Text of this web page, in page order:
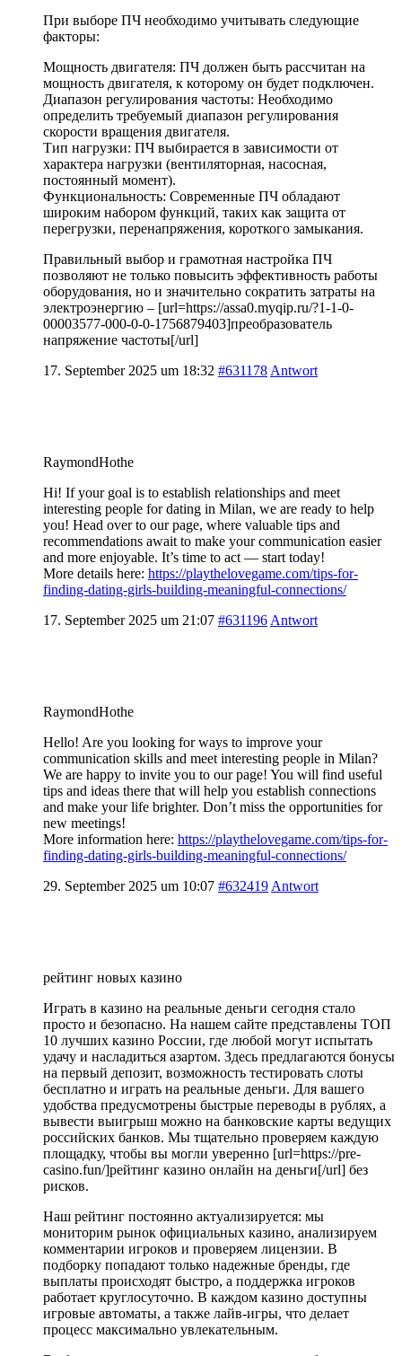
При выборе ПЧ необходимо учитывать следующие
факторы:
Мощность двигателя: ПЧ должен быть рассчитан на
мощность двигателя, к которому он будет подключен.
Диапазон регулирования частоты: Необходимо
определить требуемый диапазон регулирования
скорости вращения двигателя.
Тип нагрузки: ПЧ выбирается в зависимости от
характера нагрузки (вентиляторная, насосная,
постоянный момент).
Функциональность: Современные ПЧ обладают
широким набором функций, таких как защита от
перегрузки, перенапряжения, короткого замыкания.
Правильный выбор и грамотная настройка ПЧ
позволяют не только повысить эффективность работы
оборудования, но и значительно сократить затраты на
электроэнергию – [url=https://assa0.myqip.ru/?1-1-0-
00003577-000-0-0-1756879403]преобразователь
напряжение частоты[/url]
17. September 2025 um 18:32 #631178 Antwort
RaymondHothe
Hi! If your goal is to establish relationships and meet
interesting people for dating in Milan, we are ready to help
you! Head over to our page, where valuable tips and
recommendations await to make your communication easier
and more enjoyable. It’s time to act — start today!
More details here: https://playthelovegame.com/tips-for-
finding-dating-girls-building-meaningful-connections/
17. September 2025 um 21:07 #631196 Antwort
RaymondHothe
Hello! Are you looking for ways to improve your
communication skills and meet interesting people in Milan?
We are happy to invite you to our page! You will find useful
tips and ideas there that will help you establish connections
and make your life brighter. Don’t miss the opportunities for
new meetings!
More information here: https://playthelovegame.com/tips-for-
finding-dating-girls-building-meaningful-connections/
29. September 2025 um 10:07 #632419 Antwort
рейтинг новых казино
Играть в казино на реальные деньги сегодня стало
просто и безопасно. На нашем сайте представлены ТОП
10 лучших казино России, где любой могут испытать
удачу и насладиться азартом. Здесь предлагаются бонусы
на первый депозит, возможность тестировать слоты
бесплатно и играть на реальные деньги. Для вашего
удобства предусмотрены быстрые переводы в рублях, а
вывести выигрыш можно на банковские карты ведущих
российских банков. Мы тщательно проверяем каждую
площадку, чтобы вы могли уверенно [url=https://pre-
casino.fun/]рейтинг казино онлайн на деньги[/url] без
рисков.
Наш рейтинг постоянно актуализируется: мы
мониторим рынок официальных казино, анализируем
комментарии игроков и проверяем лицензии. В
подборку попадают только надежные бренды, где
выплаты происходят быстро, а поддержка игроков
работает круглосуточно. В каждом казино доступны
игровые автоматы, а также лайв-игры, что делает
процесс максимально увлекательным.